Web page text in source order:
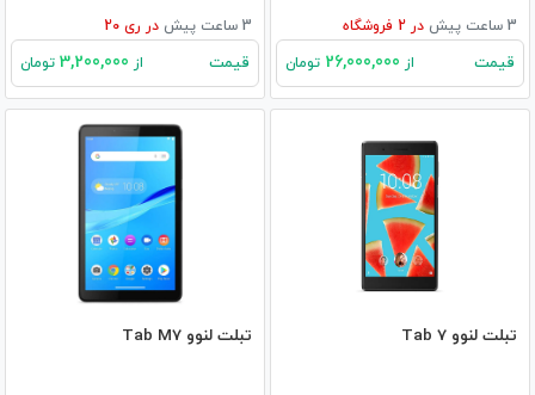
3 ساعت پیش در فروشگاه
قیمت از تومان
3 ساعت پیش در ری 20
قیمت از تومان
تبلت لنوو Tab 7 تبلت لنوو Tab M7